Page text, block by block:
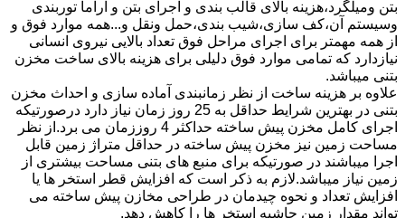
بتن ومیلگرد،هزینه بالای قالب بندی و اجرای بتن و آراما توربندی
وسیستم آن،کف سازی،شیب بندی،حمل ونقل و...همه موارد فوق و
از همه مهمتر برای اجرای مراحل فوق تعداد بالایی نیروی انسانی
نیازدارد که تمامی موارد فوق دلیلی برای هزینه بالای ساخت مخزن
بتنی میباشد.
علاوه بر هزینه ساخت از نظر زمانبندی آماده سازی و احداث مخزن
بتنی در بهترین شرایط حداقل به 25 روز زمان نیاز دارد درصورتیکه
اجرای کامل مخزن پیش ساخته حداکثر 4 روززمان می برد.از نظر
مساحت زمین نیز مخزن پیش ساخته در حداقل متراژ زمین قابل
اجرا میباشند در صورتیکه برای منبع های بتنی مساحت بیشتری از
زمین نیاز میباشد.لازم به ذکر است که افزایش قطر استخر ها یا
افزایش تعداد و نحوه چیدمان در طراحی مخازن پیش ساخته می
تواند مقدار زمین حاشیه استخر ها را کاهش دهد.